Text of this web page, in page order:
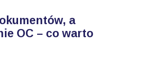
a
OC – co warto